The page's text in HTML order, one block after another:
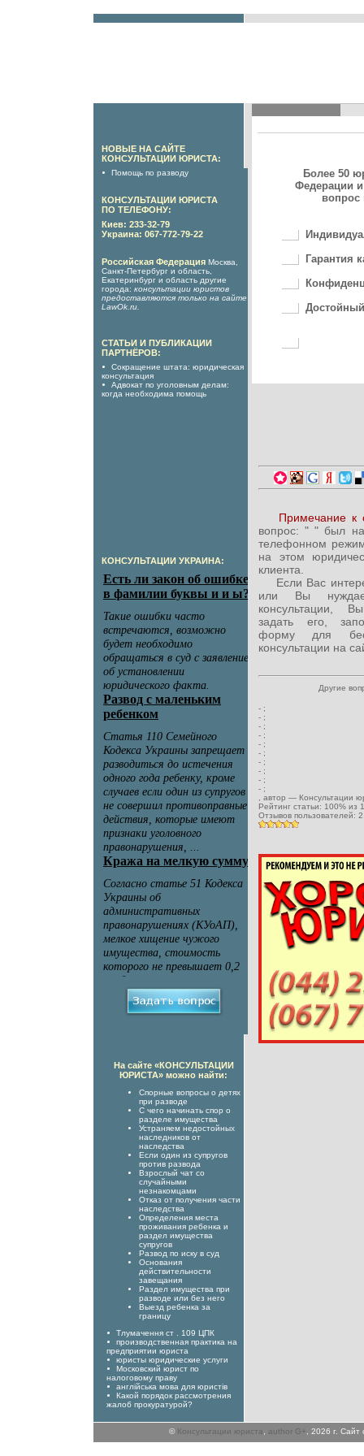
НОВЫЕ НА САЙТЕ
КОНСУЛЬТАЦИИ ЮРИСТА:
Помощь по разводу
КОНСУЛЬТАЦИИ ЮРИСТА
ПО ТЕЛЕФОНУ:
Киев: 233-32-79
Украина: 067-772-79-22
Российская Федерация Москва,
Санкт-Петербург и область,
Екатеринбург и область другие
города: консультации юристов
предоставляются только на сайте
LawOk.ru
СТАТЬИ И ПУБЛИКАЦИИ
ПАРТНЁРОВ:
Сокращение штата: юридическая
консультация
Адвокат по уголовным делам:
когда необходима помощь
КОНСУЛЬТАЦИИ УКРАИНА:
Более 50
Федерации
вопрос
Гарантия
Примечание к
вопрос: " " был
телефонном
на этом
клиента.
Если Вас
или Вы
консультации,
задать его,
форму для
консультации на
Другие
- ;
- ;
- ;
- ;
- ;
- ;
- ;
- ;
- ;
- ;
, автор — Консультации
Рейтинг статьи: 100% из
Отзывов пользователей: 2
На сайте «КОНСУЛЬТАЦИИ
ЮРИСТА» можно найти:
Спорные вопросы о детях
при разводе
С чего начинать спор о
разделе имущества
Устраняем недостойных
наследников от
наследства
Если один из супругов
против развода
Взрослый чат со
случайными
незнакомцами
Отказ от получения части
наследства
Определения места
проживания ребенка и
раздел имущества
супругов
Развод по иску в суд
Основания
действительности
завещания
Раздел имущества при
разводе или без него
Выезд ребенка за
границу
Тлумачення ст . 109 ЦПК
производственная практика на
предприятии юриста
юристы юридические услуги
Московский юрист по
налоговому праву
англійська мова для юристів
Какой порядок рассмотрения
жалоб прокуратурой?
© Консультации юриста author G+ , 2026 г.